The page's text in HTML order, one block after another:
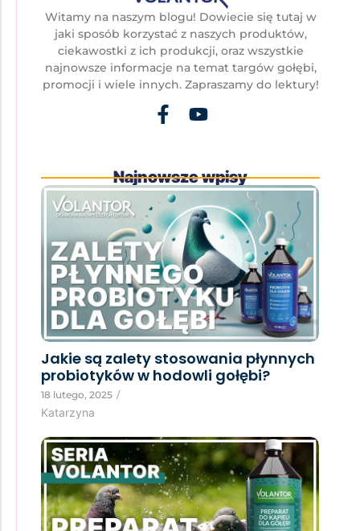
Witamy na naszym blogu! Dowiecie się tutaj w
jaki sposób korzystać z naszych produktów,
ciekawostki z ich produkcji, oraz wszystkie
najnowsze informacje na temat targów gołębi,
promocji i wiele innych. Zapraszamy do lektury!
Najnowsze wpisy
Jakie są zalety stosowania płynnych
probiotyków w hodowli gołębi?
18 lutego, 2025 /
Katarzyna